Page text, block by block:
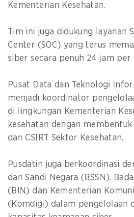
Kementerian Kesehatan.
Tim ini juga didukung layanan
Center (SOC) yang terus
siber secara penuh 24 jam per
Pusat Data dan Teknologi
menjadi koordinator
di lingkungan Kementerian
kesehatan dengan membentuk
dan CSIRT Sektor Kesehatan.
Pusdatin juga berkoordinasi
dan Sandi Negara (BSSN),
(BIN) dan Kementerian
(Komdigi) dalam pengelolaan